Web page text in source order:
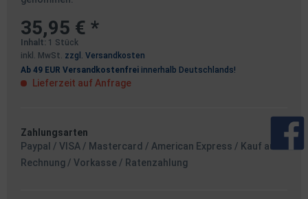
35,95 € *
Inhalt: 1 Stück
inkl. MwSt. zzgl. Versandkosten
Ab 49 EUR Versandkostenfrei innerhalb Deutschlands!
Lieferzeit auf Anfrage
Zahlungsarten
Paypal / VISA / Mastercard / American Express / Kauf auf
Rechnung / Vorkasse / Ratenzahlung